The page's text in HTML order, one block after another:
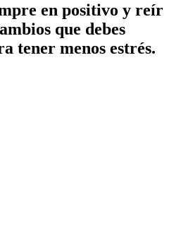
en positivo y reír
que debes
tener menos estrés.